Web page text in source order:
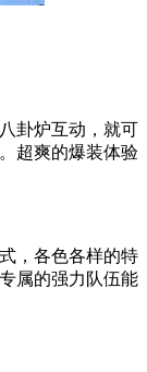
卦炉互动，就可
超爽的爆装体验
，各色各样的特
属的强力队伍能